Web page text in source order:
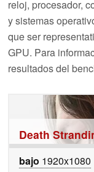
reloj, procesador,
y sistemas
que ser
GPU. Para
resultados del
Death
bajo 1920x1080